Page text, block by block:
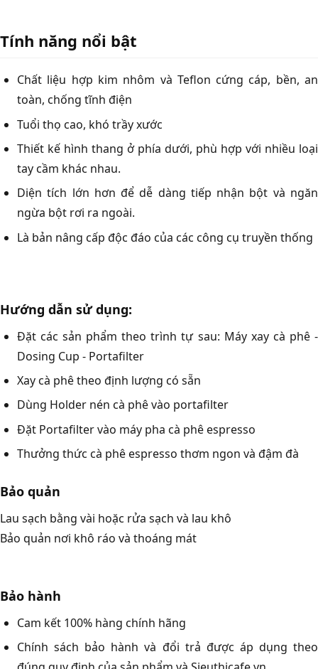
Tính năng nổi bật
Chất liệu hợp kim nhôm và Teflon cứng cáp, bền, an
toàn, chống tĩnh điện
Tuổi thọ cao, khó trầy xước
Thiết kế hình thang ở phía dưới, phù hợp với nhiều loại
tay cầm khác nhau.
Diện tích lớn hơn để dễ dàng tiếp nhận bột và ngăn
ngừa bột rơi ra ngoài.
Là bản nâng cấp độc đáo của các công cụ truyền thống
Hướng dẫn sử dụng:
Đặt các sản phẩm theo trình tự sau: Máy xay cà phê -
Dosing Cup - Portafilter
Xay cà phê theo định lượng có sẵn
Dùng Holder nén cà phê vào portafilter
Đặt Portafilter vào máy pha cà phê espresso
Thưởng thức cà phê espresso thơm ngon và đậm đà
Bảo quản
Lau sạch bằng vài hoặc rửa sạch và lau khô
Bảo quản nơi khô ráo và thoáng mát
Bảo hành
Cam kết 100% hàng chính hãng
Chính sách bảo hành và đổi trả được áp dụng theo